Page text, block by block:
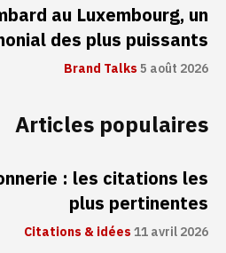
au Luxembourg, un
des plus puissants
Brand Talks5 août 2026
Articles populaires
: les citations les
plus pertinentes
Citations & idées11 avril 2026